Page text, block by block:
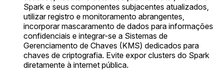
Spark e seus componentes subjacentes atualizados,
utilizar registro e monitoramento abrangentes,
incorporar mascaramento de dados para informações
confidenciais e integrar-se a Sistemas de
Gerenciamento de Chaves (KMS) dedicados para
chaves de criptografia. Evite expor clusters do Spark
diretamente à internet pública.